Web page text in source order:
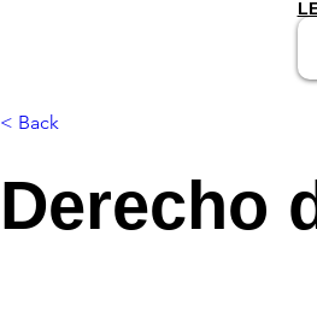
< Back
Derecho